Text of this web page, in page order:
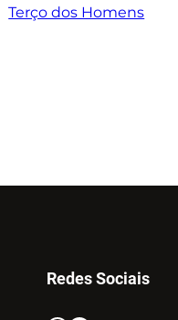
Terço dos Homens
Redes Sociais